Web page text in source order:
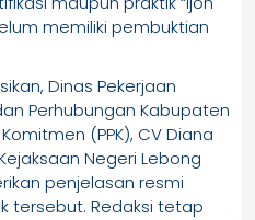
memiliki pembuktian
Dinas Pekerjaan
Perhubungan Kabupaten
(PPK), CV Diana
Negeri Lebong
penjelasan resmi
tersebut. Redaksi tetap